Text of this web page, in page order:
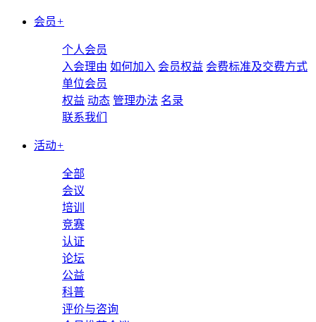
会员+
个人会员
入会理由 如何加入 会员权益 会费标准及交费方式
单位会员
权益 动态 管理办法 名录
联系我们
活动+
全部
会议
培训
竞赛
认证
论坛
公益
科普
评价与咨询